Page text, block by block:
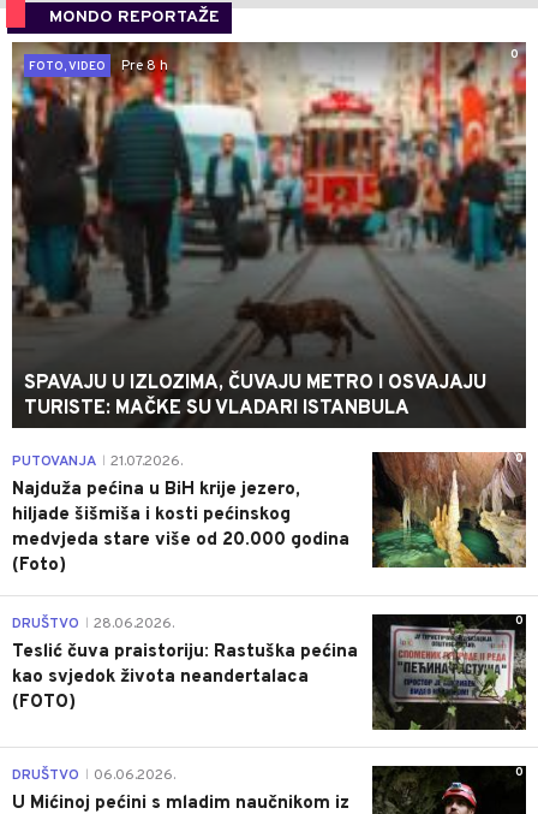
MONDO REPORTAŽE
0
FOTO, VIDEO
Pre 8 h
SPAVAJU U IZLOZIMA, ČUVAJU METRO I OSVAJAJU
TURISTE: MAČKE SU VLADARI ISTANBULA
0
PUTOVANJA 21.07.2026.
Najduža pećina u BiH krije jezero,
hiljade šišmiša i kosti pećinskog
medvjeda stare više od 20.000 godina
(Foto)
0
DRUŠTVO 28.06.2026.
Teslić čuva praistoriju: Rastuška pećina
kao svjedok života neandertalaca
(FOTO)
0
DRUŠTVO 06.06.2026.
U Mićinoj pećini s mladim naučnikom iz